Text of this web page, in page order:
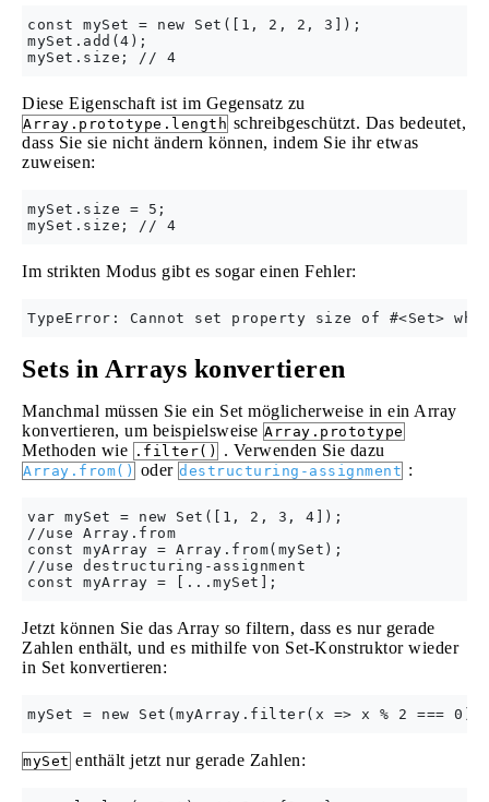
const mySet = new Set([1, 2, 2, 3]);
mySet.add(4);
Diese Eigenschaft ist im Gegensatz zu
Array.prototype.length schreibgeschützt. Das bedeutet,
dass Sie sie nicht ändern können, indem Sie ihr etwas
zuweisen:
mySet.size = 5;
Im strikten Modus gibt es sogar einen Fehler:
Sets in Arrays konvertieren
Manchmal müssen Sie ein Set möglicherweise in ein Array
konvertieren, um beispielsweise Array.prototype
Methoden wie .filter() . Verwenden Sie dazu
Array.from() oder destructuring-assignment :
var mySet = new Set([1, 2, 3, 4]);
//use Array.from
const myArray = Array.from(mySet);
//use destructuring-assignment
Jetzt können Sie das Array so filtern, dass es nur gerade
Zahlen enthält, und es mithilfe von Set-Konstruktor wieder
in Set konvertieren:
mySet enthält jetzt nur gerade Zahlen: